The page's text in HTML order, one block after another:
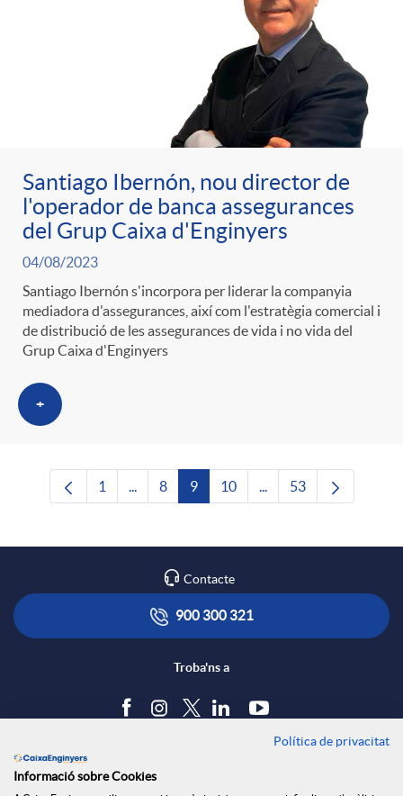
Santiago Ibernón, nou director de
l'operador de banca assegurances
del Grup Caixa d'Enginyers
04/08/2023
Santiago Ibernón s'incorpora per liderar la companyia
mediadora d'assegurances, així com l'estratègia comercial i
de distribució de les assegurances de vida i no vida del
Grup Caixa d'Enginyers
+
Pàgina
1 ...Pàgines intermèdies Utilitzeu TAB per
Pàgina
8 Pàgina
9 Pàgina
10 ...Pàgines intermèdies
Pàgina
53
Contacte
900 300 321
Troba'ns a
Política de privacitat
Informació sobre Cookies